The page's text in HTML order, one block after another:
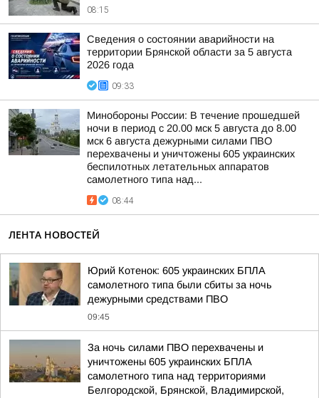
08:15
Сведения о состоянии аварийности на
территории Брянской области за 5 августа
2026 года
09:33
Минобороны России: В течение прошедшей
ночи в период с 20.00 мск 5 августа до 8.00
мск 6 августа дежурными силами ПВО
перехвачены и уничтожены 605 украинских
беспилотных летательных аппаратов
самолетного типа над...
08:44
ЛЕНТА НОВОСТЕЙ
Юрий Котенок: 605 украинских БПЛА
самолетного типа были сбиты за ночь
дежурными средствами ПВО
09:45
За ночь силами ПВО перехвачены и
уничтожены 605 украинских БПЛА
самолетного типа над территориями
Белгородской, Брянской, Владимирской,